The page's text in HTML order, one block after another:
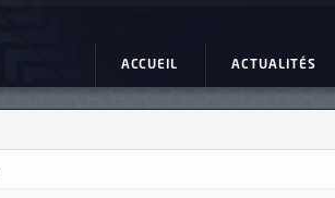
ACCUEIL ACTUALITÉS